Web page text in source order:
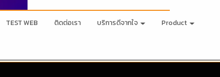
TEST WEB ติดต่อเรา บริการดีจากใจ Product